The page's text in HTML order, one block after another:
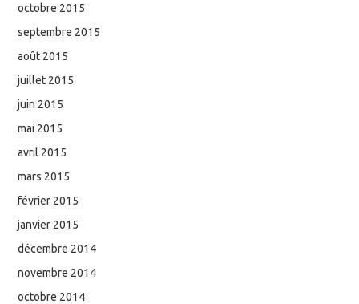
octobre 2015
septembre 2015
août 2015
juillet 2015
juin 2015
mai 2015
avril 2015
mars 2015
février 2015
janvier 2015
décembre 2014
novembre 2014
octobre 2014